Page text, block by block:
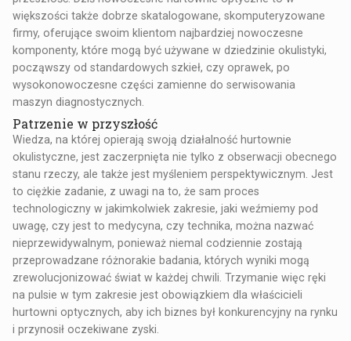
większości także dobrze skatalogowane, skomputeryzowane
firmy, oferujące swoim klientom najbardziej nowoczesne
komponenty, które mogą być używane w dziedzinie okulistyki,
począwszy od standardowych szkieł, czy oprawek, po
wysokonowoczesne części zamienne do serwisowania
maszyn diagnostycznych.
Patrzenie w przyszłość
Wiedza, na której opierają swoją działalność hurtownie
okulistyczne, jest zaczerpnięta nie tylko z obserwacji obecnego
stanu rzeczy, ale także jest myśleniem perspektywicznym. Jest
to ciężkie zadanie, z uwagi na to, że sam proces
technologiczny w jakimkolwiek zakresie, jaki weźmiemy pod
uwagę, czy jest to medycyna, czy technika, można nazwać
nieprzewidywalnym, ponieważ niemal codziennie zostają
przeprowadzane różnorakie badania, których wyniki mogą
zrewolucjonizować świat w każdej chwili. Trzymanie więc ręki
na pulsie w tym zakresie jest obowiązkiem dla właścicieli
hurtowni optycznych, aby ich biznes był konkurencyjny na rynku
i przynosił oczekiwane zyski.